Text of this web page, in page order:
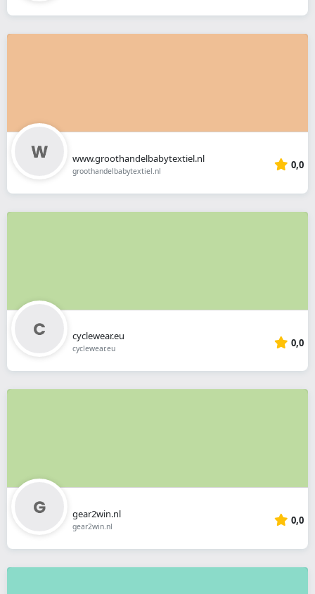
www.groothandelbabytextiel.nl
groothandelbabytextiel.nl 0,0
cyclewear.eu
cyclewear.eu 0,0
gear2win.nl
gear2win.nl 0,0